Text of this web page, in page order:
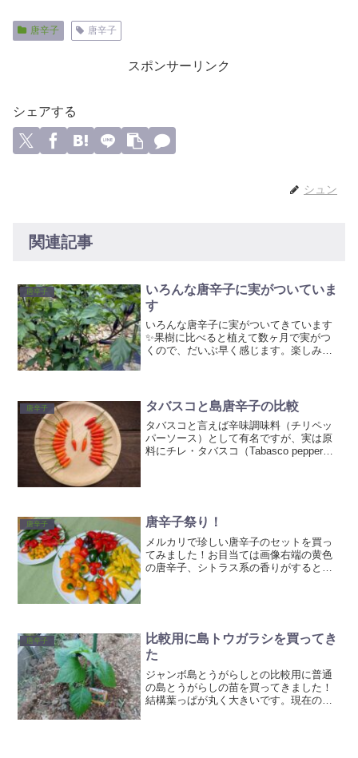
唐辛子 唐辛子
スポンサーリンク
シェアする
シュン
関連記事
唐辛子
いろんな唐辛子に実がついていま
す
いろんな唐辛子に実がついてきています
✨果樹に比べると植えて数ヶ月で実がつ
くので、だいぶ早く感じます。楽しみが
ハラペーニョ朝天唐辛子我...
唐辛子 タバスコと島唐辛子の比較
タバスコと言えば辛味調味料（チリペッ
パーソース）として有名ですが、実は原
料にチレ・タバスコ（Tabasco pepper）
唐辛子 唐辛子祭り！
メルカリで珍しい唐辛子のセットを買っ
てみました！お目当ては画像右端の黄色
の唐辛子、シトラス系の香りがするとい
唐辛子
比較用に島トウガラシを買ってき
た
ジャンボ島とうがらしとの比較用に普通
の島とうがらしの苗を買ってきました！
結構葉っぱが丸く大きいです。現在のジ